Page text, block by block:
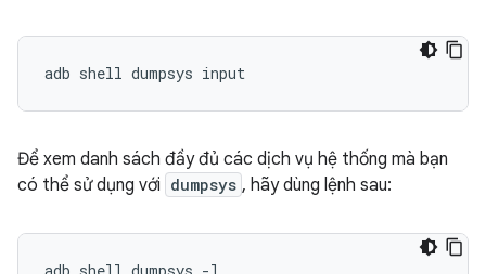
Để xem danh sách đầy đủ các dịch vụ hệ thống mà bạn
có thể sử dụng với dumpsys , hãy dùng lệnh sau: